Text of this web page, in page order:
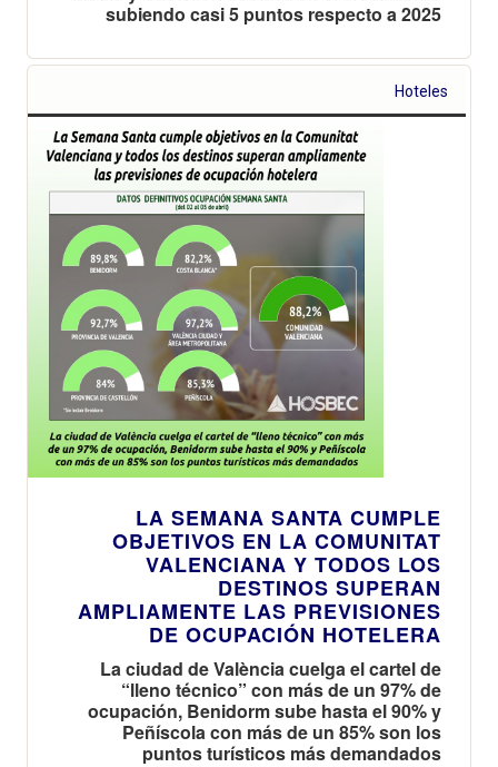
subiendo casi 5 puntos respecto a 2025
Hoteles
LA SEMANA SANTA CUMPLE
OBJETIVOS EN LA COMUNITAT
VALENCIANA Y TODOS LOS
DESTINOS SUPERAN
AMPLIAMENTE LAS PREVISIONES
DE OCUPACIÓN HOTELERA
La ciudad de València cuelga el cartel de
“lleno técnico” con más de un 97% de
ocupación, Benidorm sube hasta el 90% y
Peñíscola con más de un 85% son los
puntos turísticos más demandados